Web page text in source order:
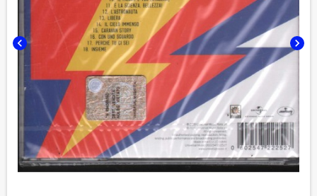
chevron_left chevron_right